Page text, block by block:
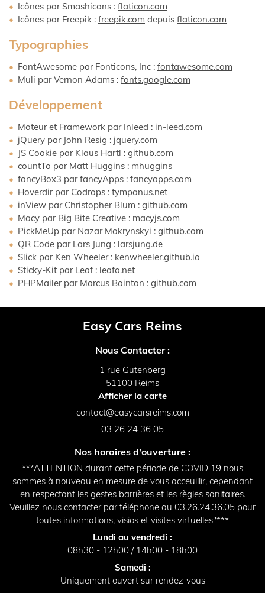
Icônes par Smashicons : flaticon.com
Icônes par Freepik : freepik.com depuis flaticon.com
Typographies
FontAwesome par Fonticons, Inc : fontawesome.com
Muli par Vernon Adams : fonts.google.com
Développement
Moteur et Framework par Inleed : in-leed.com
jQuery par John Resig : jquery.com
JS Cookie par Klaus Hartl : github.com
countTo par Matt Huggins : mhuggins
fancyBox3 par fancyApps : fancyapps.com
Hoverdir par Codrops : tympanus.net
inView par Christopher Blum : github.com
Macy par Big Bite Creative : macyjs.com
PickMeUp par Nazar Mokrynskyi : github.com
QR Code par Lars Jung : larsjung.de
Slick par Ken Wheeler : kenwheeler.github.io
Sticky-Kit par Leaf : leafo.net
PHPMailer par Marcus Bointon : github.com
Easy Cars Reims
Nous Contacter :
1 rue Gutenberg
51100 Reims
Afficher la carte
03 26 24 36 05
Nos horaires d'ouverture :
***ATTENTION durant cette période de COVID 19 nous
sommes à nouveau en mesure de vous acceuillir, cependant
en respectant les gestes barrières et les règles sanitaires.
Veuillez nous contacter par téléphone au 03.26.24.36.05 pour
toutes informations, visios et visites virtuelles"***
Lundi au vendredi :
08h30 - 12h00 / 14h00 - 18h00
Samedi :
Uniquement ouvert sur rendez-vous